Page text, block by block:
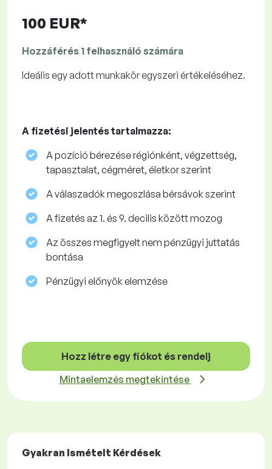
100 EUR*
Hozzáférés 1 felhasználó számára
Ideális egy adott munkakör egyszeri értékeléséhez.
A fizetési jelentés tartalmazza:
A pozíció bérezése régiónként, végzettség,
tapasztalat, cégméret, életkor szerint
A válaszadók megoszlása ​​bérsávok szerint
A fizetés az 1. és 9. decilis között mozog
Az összes megfigyelt nem pénzügyi juttatás
bontása
Pénzügyi előnyök elemzése
Hozz létre egy fiókot és rendelj
Mintaelemzés megtekintése
Gyakran Ismételt Kérdések